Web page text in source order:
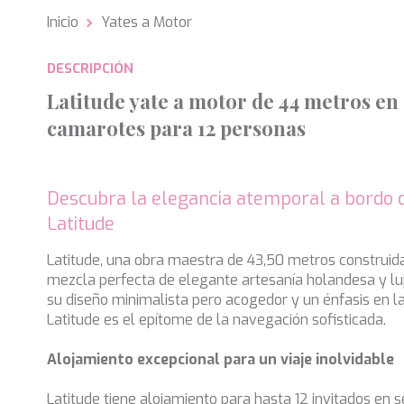
Inicio Yates a Motor
DESCRIPCIÓN
Latitude yate a motor de 44 metros
camarotes para 12 personas
Descubra la elegancia atemporal a bordo
Latitude
Latitude, una obra maestra de 43,50 metros
mezcla perfecta de elegante artesanía holandesa y
su diseño minimalista pero acogedor y un énfasis en
Latitude es el epítome de la navegación sofisticada.
Alojamiento excepcional para un viaje inolvidable
Latitude tiene alojamiento para hasta 12 invitados en
los
hábitos
en el
usuario.